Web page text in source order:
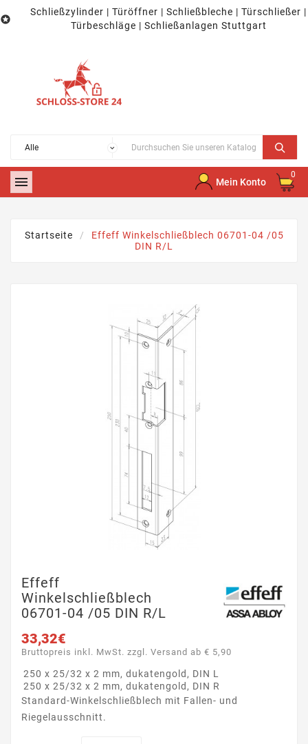

Schließzylinder | Türöffner | Schließbleche | Türschließer |
Türbeschläge | Schließanlagen Stuttgart
 Mein Konto
0
Startseite
Effeff Winkelschließblech 06701-04 /05
DIN R/L
Effeff
Winkelschließblech
06701-04 /05 DIN R/L
33,32€
Bruttopreis inkl. MwSt. zzgl. Versand ab € 5,90
250 x 25/32 x 2 mm, dukatengold, DIN L
250 x 25/32 x 2 mm, dukatengold, DIN R
Standard-Winkelschließblech mit Fallen- und
Riegelausschnitt.